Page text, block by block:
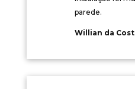
parede.
Willian da